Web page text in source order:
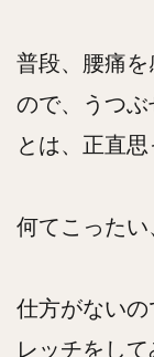
普段、腰痛
ので、うつ
とは、正直思
何てこったい
仕方がない
レッチをして